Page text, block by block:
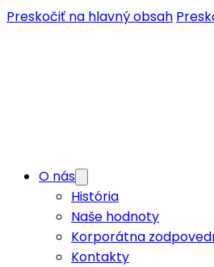
Preskočiť na hlavný obsah
O nás
História
Naše hodnoty
Korporátna
Kontakty